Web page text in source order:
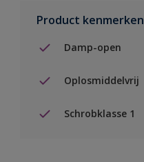
Product kenmerken
Damp-open
Oplosmiddelvrij
Schrobklasse 1